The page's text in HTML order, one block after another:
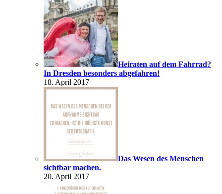
Heiraten auf dem Fahrrad?
In Dresden besonders abgefahren!
18. April 2017
Das Wesen des Menschen
sichtbar machen.
20. April 2017